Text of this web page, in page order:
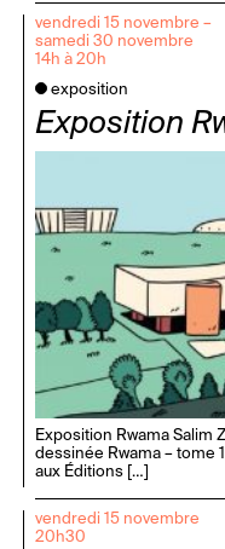
vendredi 15 novembre –
samedi 30 novembre
14h à 20h
exposition
Exposition
Exposition Rwama Salim
dessinée Rwama – tome
aux Éditions […]
vendredi 15 novembre
20h30